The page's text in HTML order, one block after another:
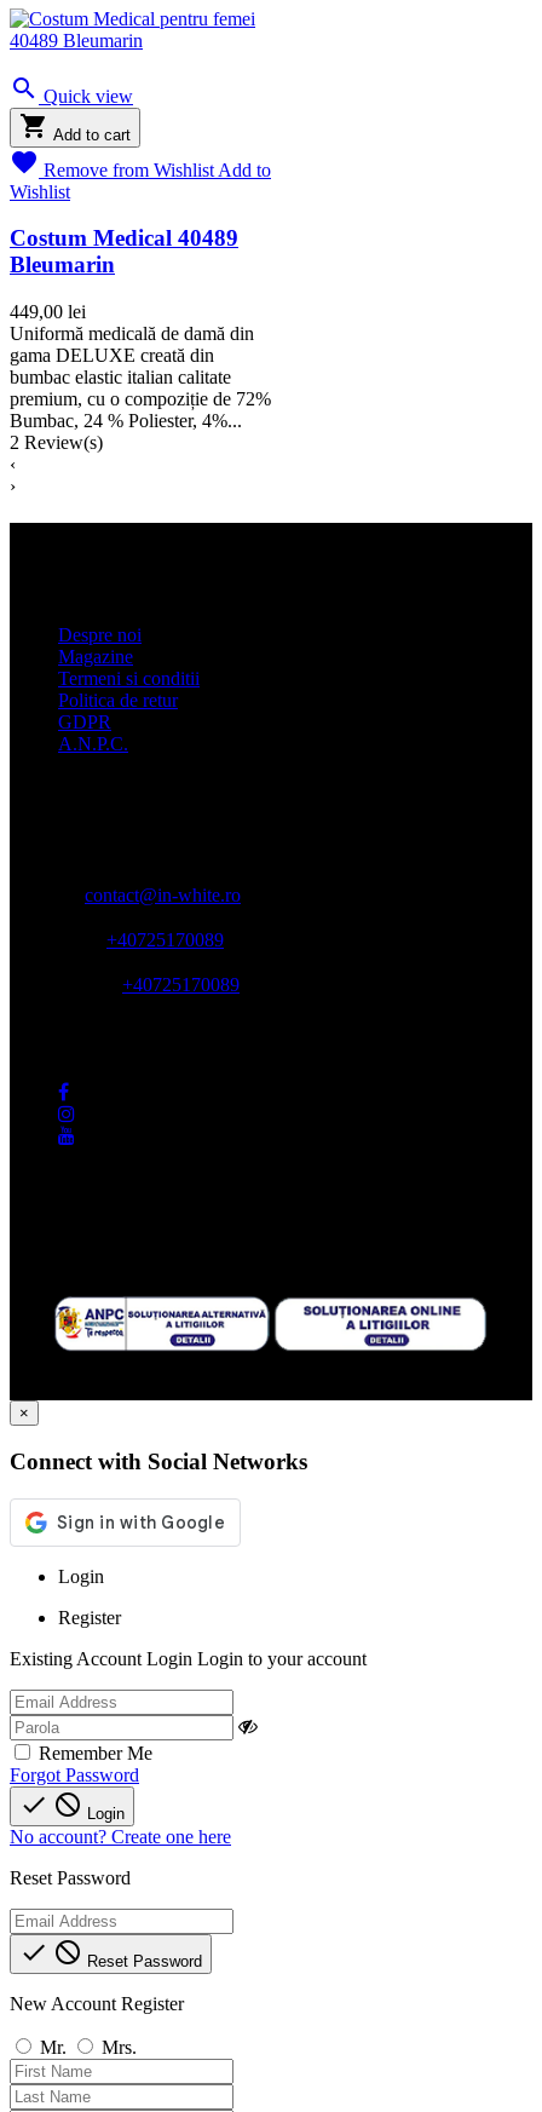
 Quick view
 Add to cart
 Remove from Wishlist Add to
Wishlist
Costum Medical 40489
Bleumarin
449,00 lei
Uniformă medicală de damă din
gama DELUXE creată din
bumbac elastic italian calitate
premium, cu o compoziție de 72%
Bumbac, 24 % Poliester, 4%...
2 Review(s)
‹
›
Despre noi
Magazine
Termeni si conditii
Politica de retur
GDPR
A.N.P.C.
contact@in-white.ro
+40725170089
+40725170089
×
Connect with Social Networks
Login
Register
Existing Account Login Login to your account
Remember Me
Forgot Password
  Login
No account? Create one here
Reset Password
  Reset Password
New Account Register
Mr. Mrs.